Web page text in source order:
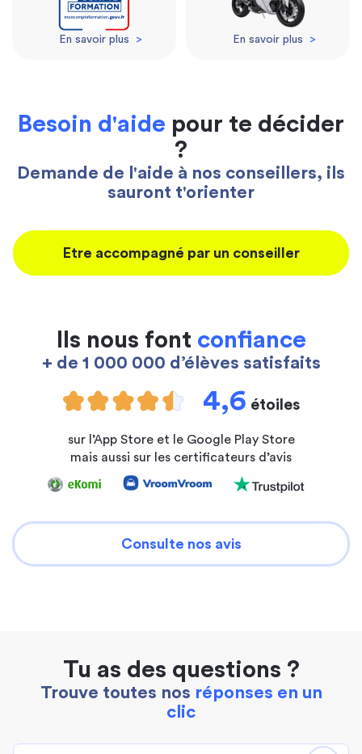
En savoir plus > En savoir plus >
Besoin d'aide pour te décider
?
Demande de l'aide à nos conseillers, ils
sauront t'orienter
Etre accompagné par un conseiller
Ils nous font confiance
+ de 1 000 000 d’élèves satisfaits
4,6 étoiles
sur l’App Store et le Google Play Store
mais aussi sur les certificateurs d’avis
Consulte nos avis
Tu as des questions ?
Trouve toutes nos réponses en un
clic